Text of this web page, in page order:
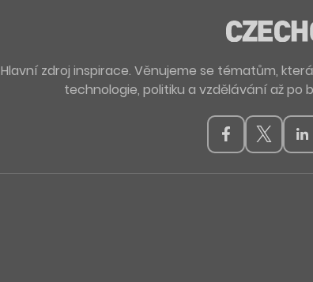
Hlavní zdroj inspirace. Věnujeme se tématům,
technologie, politiku a vzdělávání až po